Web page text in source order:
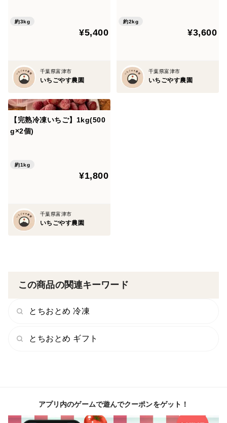
約3kg
¥5,400
千葉県富津市
いちごやす農園
約2kg
¥3,600
千葉県富津市
いちごやす農園
【完熟冷凍いちご】1kg(500
g×2個)
約1kg
¥1,800
千葉県富津市
いちごやす農園
この商品の関連キーワード
とちおとめ 冷凍
とちおとめ ギフト
アプリ内のゲームで遊んでクーポンをゲット！